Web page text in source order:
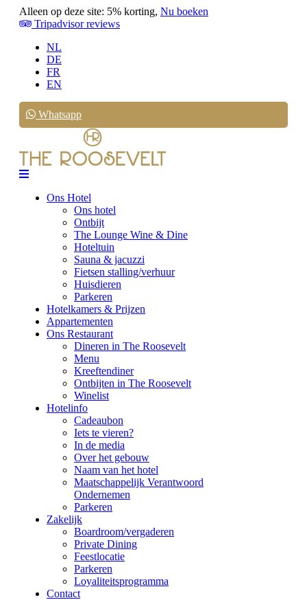
Alleen op deze site: 5% korting, Nu boeken
Tripadvisor reviews
NL
DE
FR
EN
Whatsapp
Ons Hotel
Ons hotel
Ontbijt
The Lounge Wine & Dine
Hoteltuin
Sauna & jacuzzi
Fietsen stalling/verhuur
Huisdieren
Parkeren
Hotelkamers & Prijzen
Appartementen
Ons Restaurant
Dineren in The Roosevelt
Menu
Kreeftendiner
Ontbijten in The Roosevelt
Winelist
Hotelinfo
Cadeaubon
Iets te vieren?
In de media
Over het gebouw
Naam van het hotel
Maatschappelijk Verantwoord
Ondernemen
Parkeren
Zakelijk
Boardroom/vergaderen
Private Dining
Feestlocatie
Parkeren
Loyaliteitsprogramma
Contact